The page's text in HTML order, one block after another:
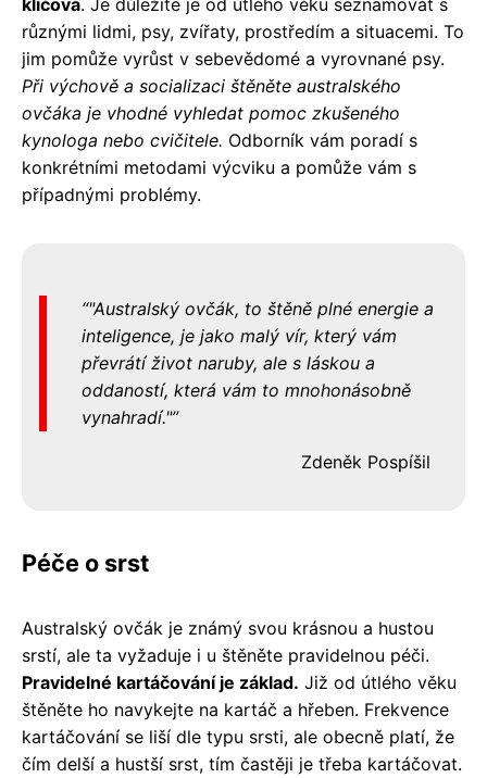
různými lidmi, psy, zvířaty, prostředím a situacemi. To
jim pomůže vyrůst v sebevědomé a vyrovnané psy.
Při výchově a socializaci štěněte australského
ovčáka je vhodné vyhledat pomoc zkušeného
kynologa nebo cvičitele. Odborník vám poradí s
konkrétními metodami výcviku a pomůže vám s
případnými problémy.
"Australský ovčák, to štěně plné energie a
inteligence, je jako malý vír, který vám
převrátí život naruby, ale s láskou a
oddaností, která vám to mnohonásobně
vynahradí."
Zdeněk Pospíšil
Péče o srst
Australský ovčák je známý svou krásnou a hustou
srstí, ale ta vyžaduje i u štěněte pravidelnou péči.
Pravidelné kartáčování je základ. Již od útlého věku
štěněte ho navykejte na kartáč a hřeben. Frekvence
kartáčování se liší dle typu srsti, ale obecně platí, že
čím delší a hustší srst, tím častěji je třeba kartáčovat.